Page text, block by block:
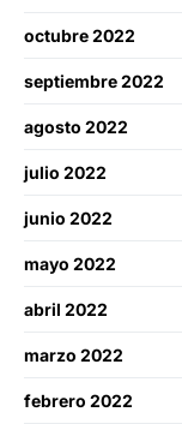
octubre 2022
septiembre 2022
agosto 2022
julio 2022
junio 2022
mayo 2022
abril 2022
marzo 2022
febrero 2022